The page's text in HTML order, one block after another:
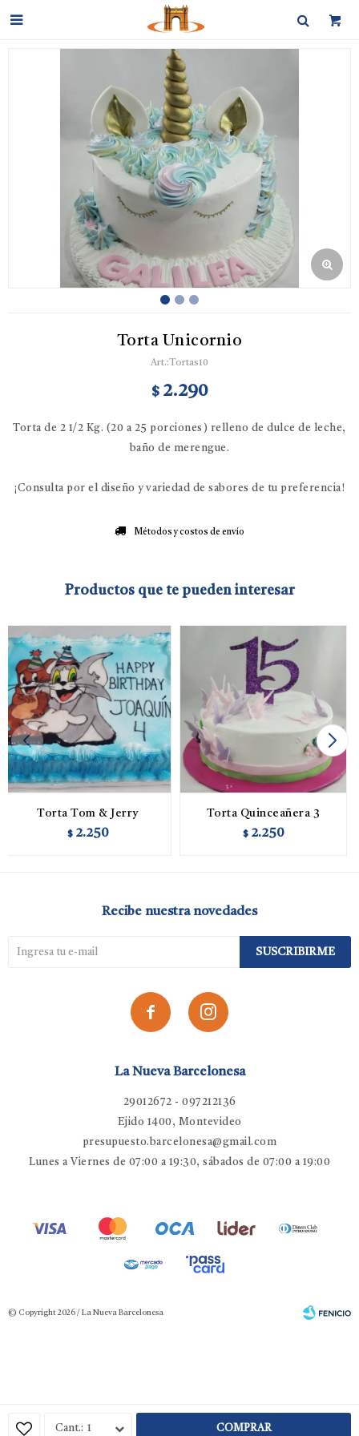

Torta Unicornio
Tortas10
$ 2.290
Torta de 2 1/2 Kg. (20 a 25 porciones) relleno de dulce de leche,
baño de merengue.
¡Consulta por el diseño y variedad de sabores de tu preferencia!
1 COMPRAR
Métodos y costos de envío
Productos que te pueden interesar
Torta Tom & Jerry
$ 2.250
Torta Quinceañera 3
$ 2.250
La Nueva Barcelonesa
29012672 - 097212136
Ejido 1400, Montevideo
presupuesto.barcelonesa@gmail.com
Lunes a Viernes de 07:00 a 19:30, sábados de 07:00 a 19:00
Recibe nuestra novedades
SUSCRIBIRME
 
© Copyright 2026 / La Nueva Barcelonesa